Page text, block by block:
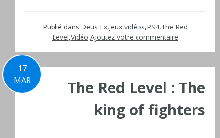
Publié dans Deus Ex,Jeux vidéos,PS4,The Red
Level,Vidéo Ajoutez votre commentaire
17
MAR
The Red Level : The
king of fighters